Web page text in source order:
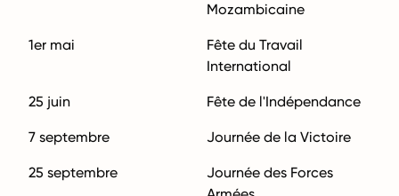
Mozambicaine
1er mai
Fête du Travail
International
25 juin Fête de l'Indépendance
7 septembre Journée de la Victoire
25 septembre
Journée des Forces